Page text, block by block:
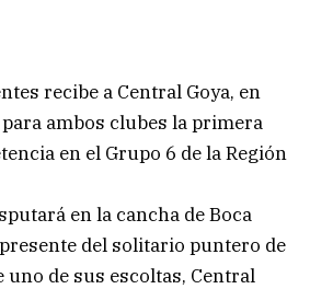
recibe a Central Goya, en
ambos clubes la primera
en el Grupo 6 de la Región
en la cancha de Boca
del solitario puntero de
uno de sus escoltas, Central